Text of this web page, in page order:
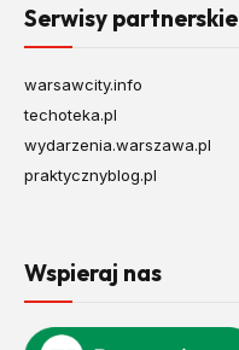
Serwisy partnerskie
warsawcity.info
techoteka.pl
wydarzenia.warszawa.pl
praktycznyblog.pl
Wspieraj nas